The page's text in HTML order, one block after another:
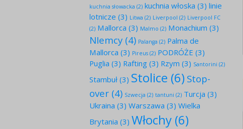
kuchnia słowacka (2) kuchnia włoska (3) linie
lotnicze (3) Litwa (2) Liverpool (2) Liverpool FC
(2) Mallorca (3) Malmo (2) Monachium (3)
NIemcy (4) Palanga (2) Palma de
Mallorca (3) Pireus (2) PODRÓŻE (3)
Puglia (3) Rafting (3) Rzym (3) Santorini (2)
Stambuł (3) Stolice (6) Stop-
over (4) Szwecja (2) tantuni (2) Turcja (3)
Ukraina (3) Warszawa (3) Wielka
Brytania (3) Włochy (6)